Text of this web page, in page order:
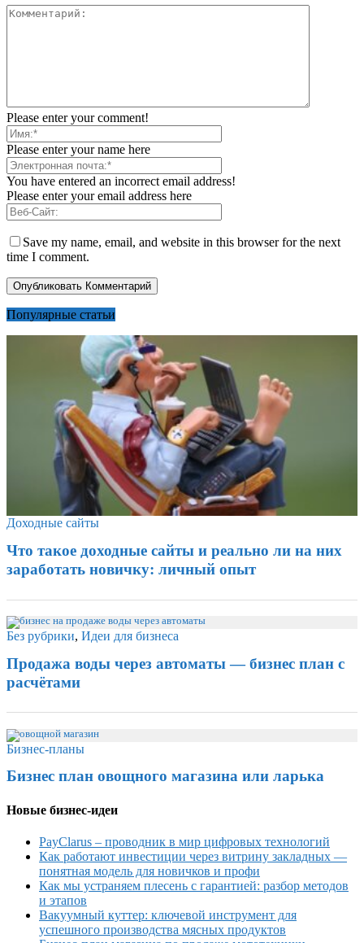
Please enter your comment!
Please enter your name here
You have entered an incorrect email address!
Please enter your email address here
Save my name, email, and website in this browser for the next
time I comment.
Популярные статьи
Доходные сайты
Что такое доходные сайты и реально ли на них
заработать новичку: личный опыт
Без рубрики, Идеи для бизнеса
Продажа воды через автоматы — бизнес план с
расчётами
Бизнес-планы
Бизнес план овощного магазина или ларька
Новые бизнес-идеи
PayClarus – проводник в мир цифровых технологий
Как работают инвестиции через витрину закладных —
понятная модель для новичков и профи
Как мы устраняем плесень с гарантией: разбор методов
и этапов
Вакуумный куттер: ключевой инструмент для
успешного производства мясных продуктов